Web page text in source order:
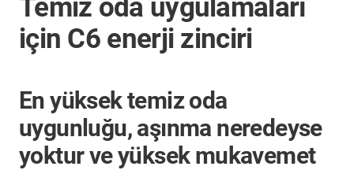
Temiz oda uygulamaları
için C6 enerji zinciri
En yüksek temiz oda
uygunluğu, aşınma neredeyse
yoktur ve yüksek mukavemet